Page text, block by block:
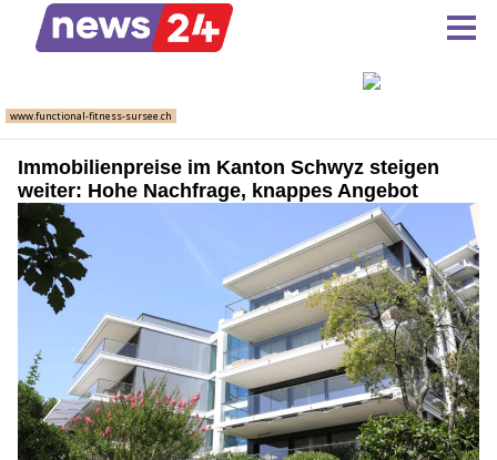
Immobilienpreise im Kanton Schwyz steigen
weiter: Hohe Nachfrage, knappes Angebot